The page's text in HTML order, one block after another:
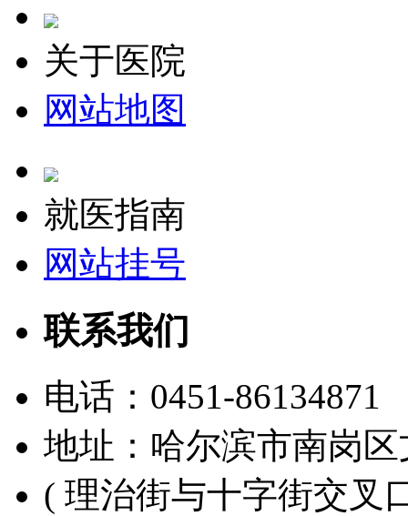
关于医院
网站地图
就医指南
网站挂号
联系我们
电话： 0451-86134871
地址：哈尔滨市南岗
( 理治街与十字街交叉